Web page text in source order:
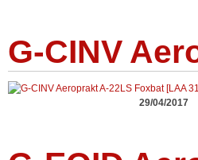
G-CINV
29/04/2017